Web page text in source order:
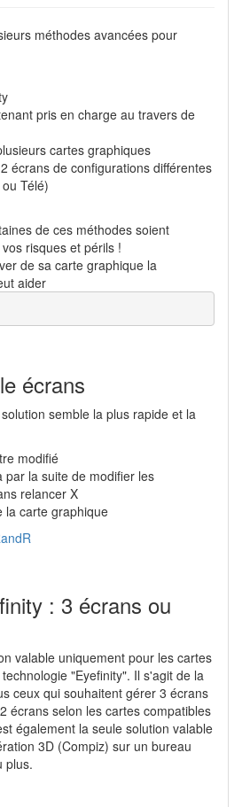
méthodes avancées pour
pris en charge au travers de
cartes graphiques
écrans de configurations différentes
Télé)
de ces méthodes soient
risques et périls !
de sa carte graphique la
aider
écrans
semble la plus rapide et la
modifié
par la suite de modifier les
relancer X
la carte graphique
: 3 écrans ou
valable uniquement pour les cartes
"Eyefinity". Il s'agit de la
ceux qui souhaitent gérer 3 écrans
écrans selon les cartes compatibles
également la seule solution valable
3D (Compiz) sur un bureau
plus.